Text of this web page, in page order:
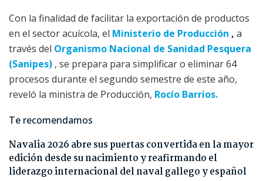
Con la finalidad de facilitar la exportación de productos
en el sector acuícola, el Ministerio de Producción , a
través del Organismo Nacional de Sanidad Pesquera
(Sanipes) , se prepara para simplificar o eliminar 64
procesos durante el segundo semestre de este año,
reveló la ministra de Producción, Rocío Barrios.
Te recomendamos
Navalia 2026 abre sus puertas convertida en la mayor
edición desde su nacimiento y reafirmando el
liderazgo internacional del naval gallego y español